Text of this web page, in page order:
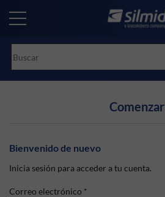
main
Comenzar
Bienvenido de nuevo
Inicia sesión para acceder a tu cuenta.
Correo electrónico *